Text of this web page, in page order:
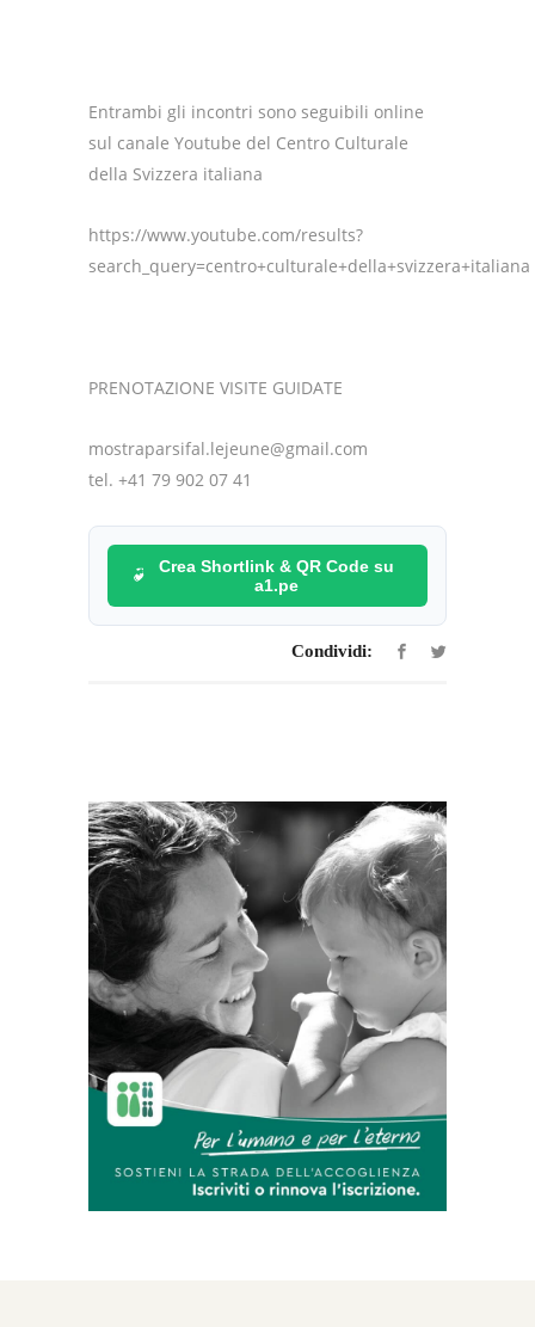
Entrambi gli incontri sono seguibili online
sul canale Youtube del Centro Culturale
della Svizzera italiana
https://www.youtube.com/results?
search_query=centro+culturale+della+svizzera+italiana
PRENOTAZIONE VISITE GUIDATE
mostraparsifal.lejeune@gmail.com
tel. +41 79 902 07 41
Crea Shortlink & QR Code su
a1.pe
Condividi: